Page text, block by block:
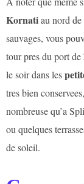
Kornatiau nord
sauvages, vous
tour pres du port
le soir dans les
tres bien
nombreuse qu’a
ou quelques
de soleil.